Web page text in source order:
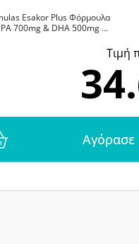
Esakor Plus Φόρμουλα
700mg & DHA 500mg …
Tιμή
Αγόρασε